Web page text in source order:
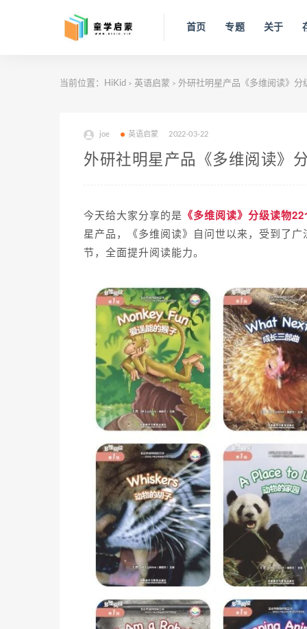
首页 专题 关于
当前位置： HiKid > 英语启蒙 > 外研社明星产品《多维阅读》分
joe 英语启蒙 2022-03-22
外研社明星产品《多维阅读》
今天给大家分享的是 《多维阅读》分级读物
星产品，《多维阅读》自问世以来，受到了广
节，全面提升阅读能力。